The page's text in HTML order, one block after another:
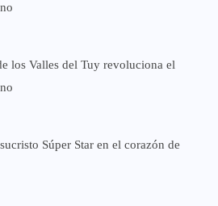
los Valles del Tuy revoluciona el
Súper Star en el corazón de